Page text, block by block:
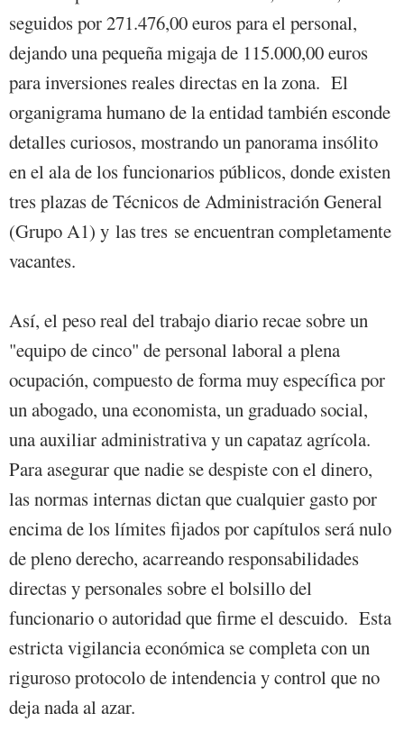
seguidos por 271.476,00 euros para el personal,
dejando una pequeña migaja de 115.000,00 euros
para inversiones reales directas en la zona. El
organigrama humano de la entidad también esconde
detalles curiosos, mostrando un panorama insólito
en el ala de los funcionarios públicos, donde existen
tres plazas de Técnicos de Administración General
(Grupo A1) y las tres se encuentran completamente
vacantes.
Así, el peso real del trabajo diario recae sobre un
"equipo de cinco" de personal laboral a plena
ocupación, compuesto de forma muy específica por
un abogado, una economista, un graduado social,
una auxiliar administrativa y un capataz agrícola.
Para asegurar que nadie se despiste con el dinero,
las normas internas dictan que cualquier gasto por
encima de los límites fijados por capítulos será nulo
de pleno derecho, acarreando responsabilidades
directas y personales sobre el bolsillo del
funcionario o autoridad que firme el descuido. Esta
estricta vigilancia económica se completa con un
riguroso protocolo de intendencia y control que no
deja nada al azar.